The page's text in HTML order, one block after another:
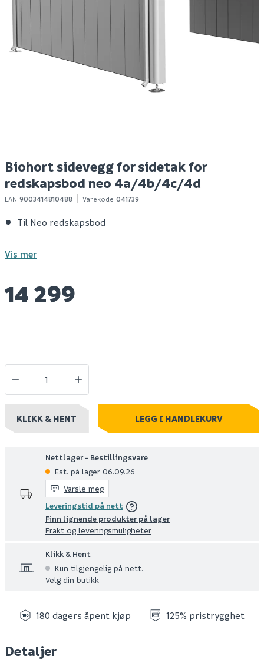
Celeste fasto sidevegg
88.5-90 cm m/
sikkerhetsfolie, sort
2 489
Biohort sidevegg for sidetak for
redskapsbod neo 4a/4b/4c/4d
EAN 9003414810488 Varekode 041739
Til Neo redskapsbod
Vis mer
14 299
KLIKK & HENT LEGG I HANDLEKURV
Nettlager - Bestillingsvare
Est. på lager 06.09.26
Varsle meg
Leveringstid på nett
Finn lignende produkter på lager
Frakt og leveringsmuligheter
Klikk & Hent
Kun tilgjengelig på nett.
Velg din butikk
180 dagers åpent kjøp 125% pristrygghet
Detaljer